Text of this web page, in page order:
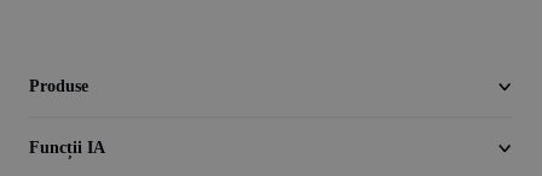
Produse
Funcții IA